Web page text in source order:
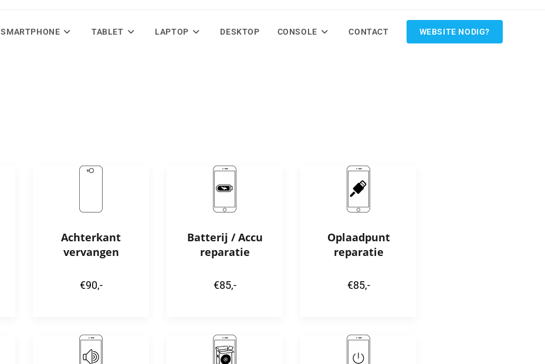
SMARTPHONE TABLET LAPTOP DESKTOP CONSOLE CONTACT WEBSITE NODIG?
Achterkant
vervangen
€90,-
Batterij / Accu
reparatie
€85,-
Oplaadpunt
reparatie
€85,-